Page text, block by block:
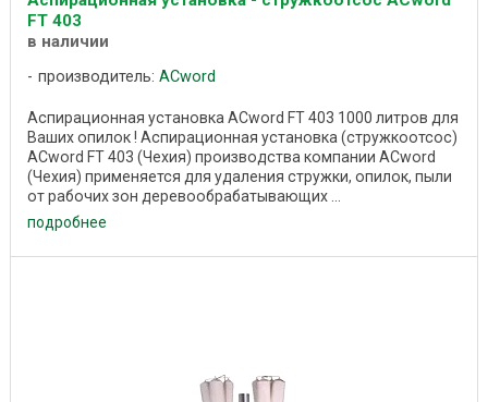
FT 403
в наличии
производитель: ACword
Аспирационная установка ACword FT 403 1000 литров для
Ваших опилок ! Аспирационная установка (стружкоотсос)
ACword FT 403 (Чехия) производства компании ACword
(Чехия) применяется для удаления стружки, опилок, пыли
от рабочих зон деревообрабатывающих ...
подробнее